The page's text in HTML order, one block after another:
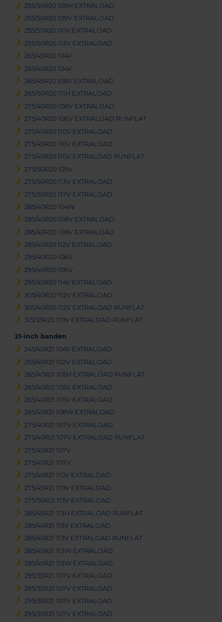
255/50R20 109H EXTRALOAD
255/50R20 109V EXTRALOAD
255/55R20 110V EXTRALOAD
255/60R20 113V EXTRALOAD
265/45R20 104V
265/45R20 104V
265/45R20 108V EXTRALOAD
265/50R20 111H EXTRALOAD
275/40R20 106V EXTRALOAD
275/40R20 106V EXTRALOAD RUNFLAT
275/45R20 110V EXTRALOAD
275/45R20 110V EXTRALOAD
275/45R20 110V EXTRALOAD RUNFLAT
275/50R20 109V
275/50R20 113V EXTRALOAD
275/55R20 117V EXTRALOAD
285/40R20 104W
285/40R20 108V EXTRALOAD
285/40R20 108V EXTRALOAD
285/45R20 112V EXTRALOAD
295/40R20 106V
295/40R20 106V
295/45R20 114V EXTRALOAD
305/40R20 112V EXTRALOAD
305/40R20 112V EXTRALOAD RUNFLAT
315/35R20 110V EXTRALOAD RUNFLAT
21-inch banden
245/45R21 104V EXTRALOAD
255/40R21 102V EXTRALOAD
265/40R21 105H EXTRALOAD RUNFLAT
265/40R21 105V EXTRALOAD
265/40R21 105V EXTRALOAD
265/45R21 108W EXTRALOAD
275/40R21 107V EXTRALOAD
275/40R21 107V EXTRALOAD RUNFLAT
275/45R21 107V
275/45R21 107V
275/45R21 110V EXTRALOAD
275/45R21 110V EXTRALOAD
275/50R21 113V EXTRALOAD
285/45R21 113H EXTRALOAD RUNFLAT
285/45R21 113V EXTRALOAD
285/45R21 113V EXTRALOAD RUNFLAT
285/45R21 113W EXTRALOAD
285/45R21 113W EXTRALOAD
295/35R21 107V EXTRALOAD
295/35R21 107V EXTRALOAD
295/35R21 107V EXTRALOAD
295/35R21 107V EXTRALOAD